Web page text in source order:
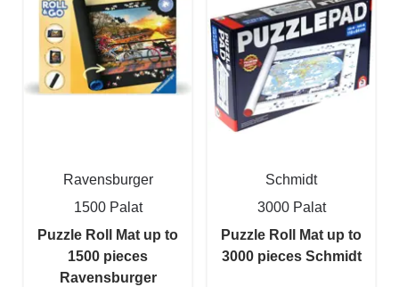
Ravensburger
1500 Palat
Puzzle Roll Mat up to
1500 pieces
Ravensburger
Schmidt
3000 Palat
Puzzle Roll Mat up to
3000 pieces Schmidt